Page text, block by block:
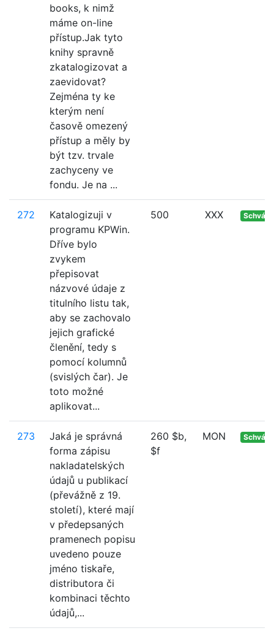
books, k nimž
máme on-line
přístup.Jak tyto
knihy spravně
zkatalogizovat a
zaevidovat?
Zejména ty ke
kterým není
časově omezený
přístup a měly by
být tzv. trvale
zachyceny ve
fondu. Je na ...
272
Katalogizuji v
programu KPWin.
Dříve bylo
zvykem
přepisovat
názvové údaje z
titulního listu tak,
aby se zachovalo
jejich grafické
členění, tedy s
pomocí kolumnů
(svislých čar). Je
toto možné
aplikovat...
500 XXX
273
Jaká je správná
forma zápisu
nakladatelských
údajů u publikací
(převážně z 19.
století), které mají
v předepsaných
pramenech popisu
uvedeno pouze
jméno tiskaře,
distributora či
kombinaci těchto
údajů,...
260 $b,
$f
MON